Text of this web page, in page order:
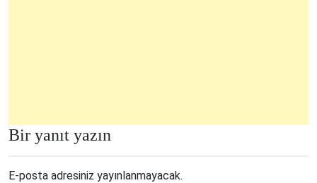
Bir yanıt yazın
E-posta adresiniz yayınlanmayacak.